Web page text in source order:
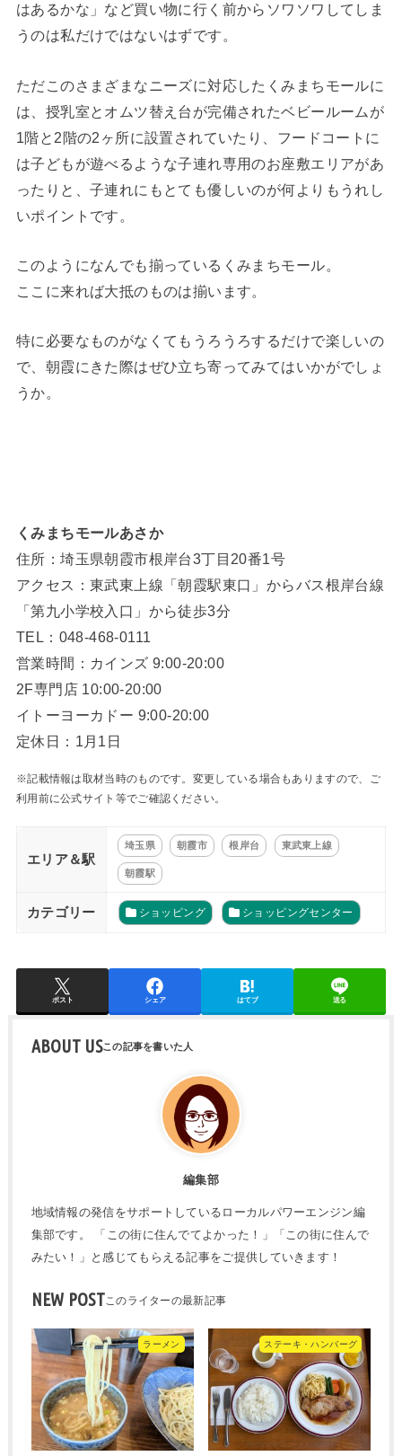
はあるかな」など買い物に行く前からソワソワしてしま
うのは私だけではないはずです。
ただこのさまざまなニーズに対応したくみまちモールに
は、授乳室とオムツ替え台が完備されたベビールームが
1階と2階の2ヶ所に設置されていたり、フードコートに
は子どもが遊べるような子連れ専用のお座敷エリアがあ
ったりと、子連れにもとても優しいのが何よりもうれし
いポイントです。
このようになんでも揃っているくみまちモール。
ここに来れば大抵のものは揃います。
特に必要なものがなくてもうろうろするだけで楽しいの
で、朝霞にきた際はぜひ立ち寄ってみてはいかがでしょ
うか。
くみまちモールあさか
住所：埼玉県朝霞市根岸台3丁目20番1号
アクセス：東武東上線「朝霞駅東口」からバス根岸台線
「第九小学校入口」から徒歩3分
TEL：048-468-0111
営業時間：カインズ 9:00-20:00
2F専門店 10:00-20:00
イトーヨーカドー 9:00-20:00
定休日：1月1日
※記載情報は取材当時のものです。変更している場合もありますので、ご
利用前に公式サイト等でご確認ください。
エリア＆駅
埼玉県 朝霞市 根岸台 東武東上線
朝霞駅
カテゴリー ショッピング ショッピングセンター
ポスト シェア はてブ 送る
ABOUT US
編集部
地域情報の発信をサポートしているローカルパワーエンジン編
集部です。 「この街に住んでてよかった！」「この街に住んで
みたい！」と感じてもらえる記事をご提供していきます！
NEW POST
ラーメン ステーキ・ハンバーグ